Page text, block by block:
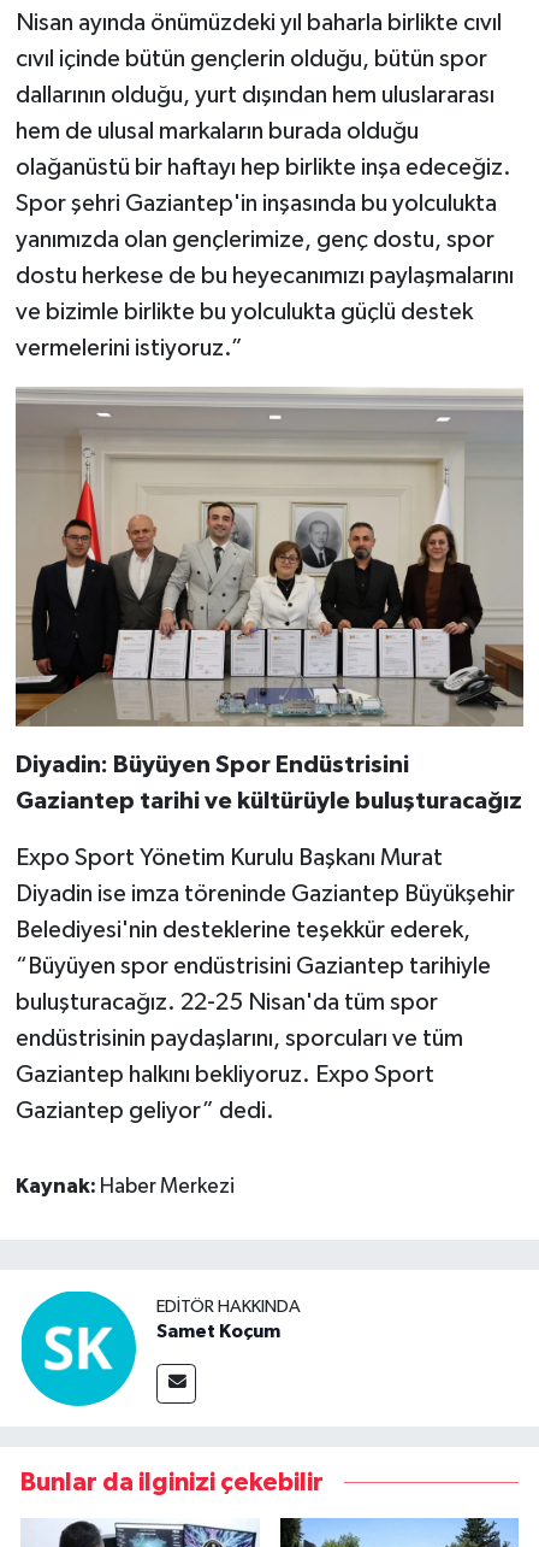
Nisan ayında önümüzdeki yıl baharla birlikte cıvıl
cıvıl içinde bütün gençlerin olduğu, bütün spor
dallarının olduğu, yurt dışından hem uluslararası
hem de ulusal markaların burada olduğu
olağanüstü bir haftayı hep birlikte inşa edeceğiz.
Spor şehri Gaziantep'in inşasında bu yolculukta
yanımızda olan gençlerimize, genç dostu, spor
dostu herkese de bu heyecanımızı paylaşmalarını
ve bizimle birlikte bu yolculukta güçlü destek
vermelerini istiyoruz.”
Diyadin: Büyüyen Spor Endüstrisini
Gaziantep tarihi ve kültürüyle buluşturacağız
Expo Sport Yönetim Kurulu Başkanı Murat
Diyadin ise imza töreninde Gaziantep Büyükşehir
Belediyesi'nin desteklerine teşekkür ederek,
“Büyüyen spor endüstrisini Gaziantep tarihiyle
buluşturacağız. 22-25 Nisan'da tüm spor
endüstrisinin paydaşlarını, sporcuları ve tüm
Gaziantep halkını bekliyoruz. Expo Sport
Gaziantep geliyor” dedi.
Kaynak: Haber Merkezi
EDITÖR HAKKINDA
Samet Koçum
Bunlar da ilginizi çekebilir